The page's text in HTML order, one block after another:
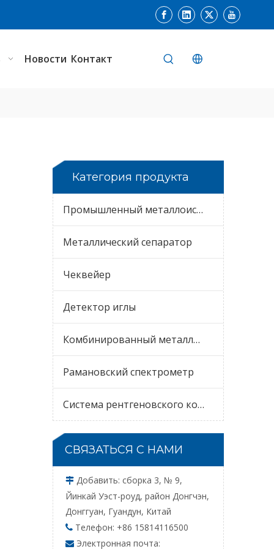
Новости Контакт
Категория продукта
Промышленный металлоискатель
Металлический сепаратор
Чеквейер
Детектор иглы
Комбинированный металлодетектор и чеквейер
Рамановский спектрометр
Система рентгеновского контроля
СВЯЗАТЬСЯ С НАМИ
 Добавить: сборка 3, № 9,
Йинкай Уэст-роуд, район Донгчэн,
Донггуан, Гуандун, Китай
 Телефон: +86 15814116500
 Электронная почта: